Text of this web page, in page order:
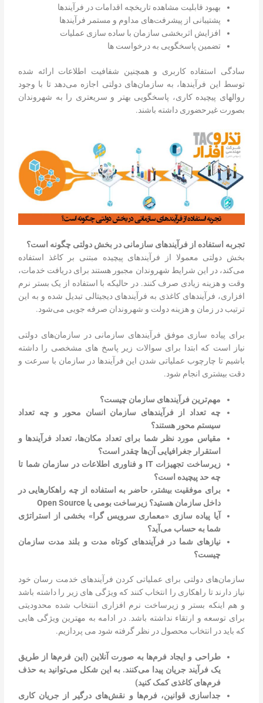
بهبود قابلیت مشاهده تاریخچه اقدامات در فرآیندها
پشتیبانی از پیشرفت‌های مداوم و مستمر فرآیندها
افزایش اثربخشی سازمان با ساده سازی عملیات
تضمین پاسخگویی به درخواست ها
سادگی استفاده کاربری و همچنین شفافیت اطلاعات ارائه شده
توسط این فرآیندها، به سازمان‌های دولتی اجازه می‌دهد تا با وجود
روالهای پیچیده کاری، پاسخگویی بهتر و سریعتری را به شهروندان
بصورت غیرحضوری داشته باشند.
تجربه استفاده از فرآیندهای سازمانی در بخش دولتی چگونه است؟
بخش دولتی معمولا از فرآیندهای پیچیده مبتنی بر کاغذ استفاده
می‌کند، در این شرایط شهروندان مجبور هستند برای دریافت خدمات،
وقت و هزینه زیادی صرف کنند. در حالیکه با استفاده از یک بستر نرم
افزاری، فرآیندهای کاغذی به فرآیندهای دیجیتالی تبدیل شده و به این
ترتیب در زمان و هزینه دولت و شهروندان صرفه جویی می‌شود.
برای پیاده سازی موفق فرآیندهای سازمانی در سازمان‌های دولتی
نیاز است که ابتدا برای سوالات زیر پاسخ های مشخصی را داشته
باشیم تا چارچوب عملیاتی شدن این فرآیندها در سازمان با سرعت و
دقت بیشتری انجام شود.
مهم‌ترین فرآیندهای سازمان چیست؟
چه تعداد از فرآیندهای سازمان انسان محور و چه تعداد
سیستم محور هستند؟
مقیاس مورد نظر شما برای تعداد مکان‌ها، تعداد فرآیندها و
استقرار جغرافیایی آن‌ها چقدر است؟
زیرساخت تجهیزات IT
و فناوری اطلاعات در سازمان شما تا
چه حد پیچیده است؟
برای موفقیت بیشتر، حاضر به استفاده از چه راهکارهایی در
داخل سازمان هستید؟ زیرساخت بومی یاOpen Source
آیا پیاده سازی «معماری سرویس گرا» بخشی از استراتژی
شما به حساب می‌آید؟
نیازهای شما در فرآیندهای کوتاه مدت و بلند مدت سازمان
چیست؟
سازمان‌های دولتی برای عملیاتی کردن فرآیندهای خدمت رسان خود
نیاز دارند تا راهکاری را انتخاب کنند که ویژگی های زیر را داشته باشد
و هم اینکه بستر و زیرساخت نرم افزاری اننتخاب شده محدودیتی
برای توسعه و ارتقاء نداشته باشد. در ادامه به مهترین ویژگی هایی
که باید در انتخاب محصول در نظر گرفته شود می پردازیم.
طراحی و ایجاد فرم‌ها به صورت آنلاین ( این فرم‌ها از طریق
یک فرآیند جریان پیدا می‌کنند. به این شکل می‌توانید به حذف
فرم‌های کاغذی کمک کنید)
جداسازی قوانین، فرم‌ها و نقش‌های درگیر از جریان کاری